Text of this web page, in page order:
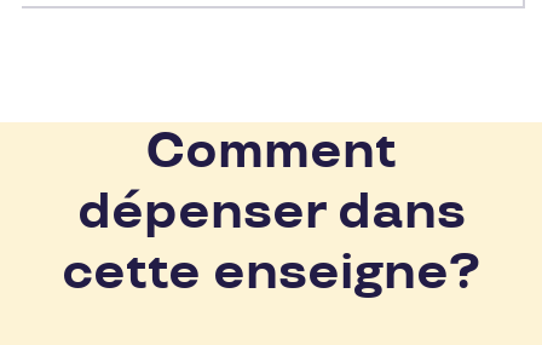
Comment
dépenser dans
cette enseigne?